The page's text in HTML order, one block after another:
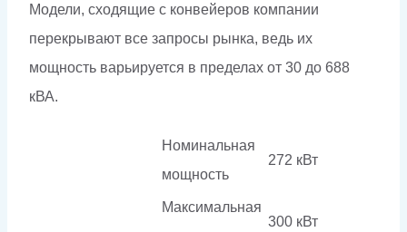
Модели, сходящие с конвейеров компании
перекрывают все запросы рынка, ведь их
мощность варьируется в пределах от 30 до 688
кВА.
Номинальная
мощность
272 кВт
Максимальная
300 кВт